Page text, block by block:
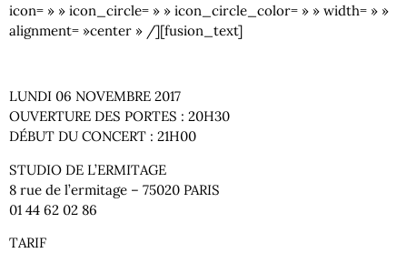
icon= » » icon_circle= » » icon_circle_color= » » width= » »
alignment= »center » /][fusion_text]
LUNDI 06 NOVEMBRE 2017
OUVERTURE DES PORTES : 20H30
DÉBUT DU CONCERT : 21H00
STUDIO DE L’ERMITAGE
8 rue de l’ermitage – 75020 PARIS
01 44 62 02 86
TARIF